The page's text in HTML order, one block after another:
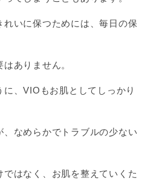
れいに保つためには、毎日の保
ありません。
に、VIOもお肌としてしっかり
、なめらかでトラブルの少ない
はなく、お肌を整えていくた